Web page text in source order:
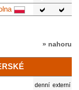
» nahoru
denní externí